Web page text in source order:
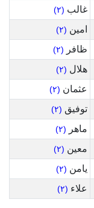
غالب (٢)
امين (٢)
ظافر (٢)
هلال (٢)
عثمان (٢)
توفيق (٢)
ماهر (٢)
معين (٢)
يامن (٢)
علاء (٢)